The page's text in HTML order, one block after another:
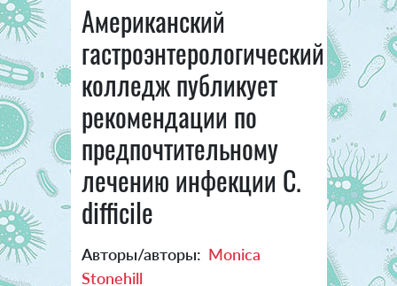
Американский
гастроэнтерологический
колледж публикует
рекомендации по
предпочтительному
лечению инфекции C.
difficile
Авторы/авторы: Monica
Stonehill